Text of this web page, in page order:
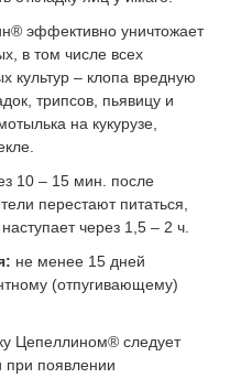
эффективно уничтожает
в том числе всех
культур – клопа вредную
трипсов, пьявицу и
на кукурузе,
10 – 15 мин. после
перестают питаться,
через 1,5 – 2 ч.
не менее 15 дней
(отпугивающему)
Цепеллином® следует
при появлении